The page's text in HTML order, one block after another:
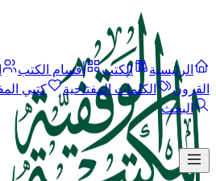
الرئيسية الكتب أقسام الكتب
القرون
الكلمات المفتاحية
كتبي
البحث